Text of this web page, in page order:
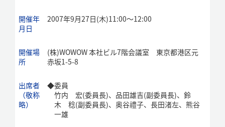
開催年
月日
2007年9月27日(木)11:00～12:00
開催場
所
(株)WOWOW 本社ビル7階会議室 東京都港区元
赤坂1-5-8
出席者
（敬称
略）
◆委員
竹内 宏(委員長)、品田雄吉(副委員長)、鈴
木 稔(副委員長)、奥谷禮子、長田渚左、熊谷
一雄